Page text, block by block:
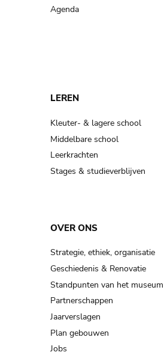
Agenda
LEREN
Kleuter- & lagere school
Middelbare school
Leerkrachten
Stages & studieverblijven
OVER ONS
Strategie, ethiek, organisatie
Geschiedenis & Renovatie
Standpunten van het museum
Partnerschappen
Jaarverslagen
Plan gebouwen
Jobs